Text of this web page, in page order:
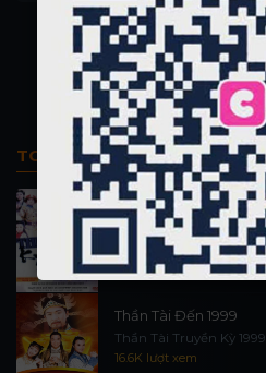
TOP PHIM BỘ
Thi Công Kỳ Án 1997
施公奇案 1997
90.1K lượt xem
Thần Tài Đến 1999
Thần Tài Truyền Kỳ 1999
16.6K lượt xem